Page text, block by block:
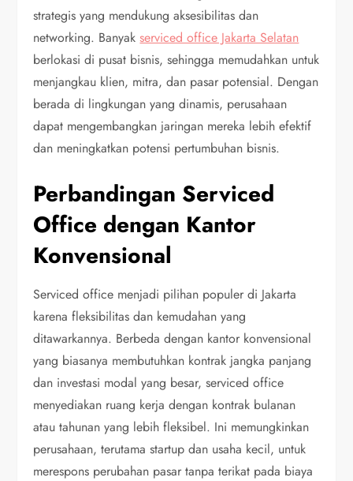
strategis yang mendukung aksesibilitas dan
networking. Banyakserviced office Jakarta Selatan
berlokasi di pusat bisnis, sehingga memudahkan untuk
menjangkau klien, mitra, dan pasar potensial. Dengan
berada di lingkungan yang dinamis, perusahaan
dapat mengembangkan jaringan mereka lebih efektif
dan meningkatkan potensi pertumbuhan bisnis.
Perbandingan Serviced
Office dengan Kantor
Konvensional
Serviced office menjadi pilihan populer di Jakarta
karena fleksibilitas dan kemudahan yang
ditawarkannya. Berbeda dengan kantor konvensional
yang biasanya membutuhkan kontrak jangka panjang
dan investasi modal yang besar, serviced office
menyediakan ruang kerja dengan kontrak bulanan
atau tahunan yang lebih fleksibel. Ini memungkinkan
perusahaan, terutama startup dan usaha kecil, untuk
merespons perubahan pasar tanpa terikat pada biaya